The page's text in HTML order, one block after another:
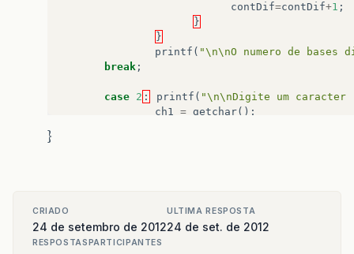
contDif=contDif+1 ;
}
}
printf ( "\n\nO numero de bases
break ;
case 2 : printf ( "\n\nDigite um caracter
ch1 = getchar();
printf("\nO numero de
break;
}
CRIADO
24 de setembro de 2012
ULTIMA RESPOSTA
24 de set. de 2012
RESPOSTAS PARTICIPANTES